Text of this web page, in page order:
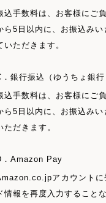
込手数料は、お客様にご
ら5日以内に、お振込み
いただきます。
．銀行振込（ゆうちょ銀行
込手数料は、お客様にご
ら5日以内に、お振込み
ただきます。
．Amazon Pay
アカウントに
情報を再度入力すること